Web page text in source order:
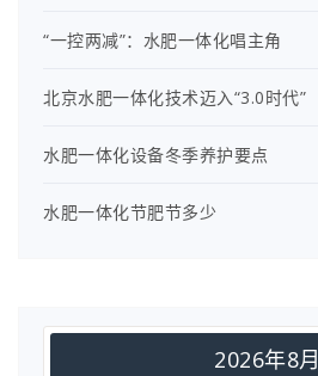
“一控两减”：水肥一体化唱主角
北京水肥一体化技术迈入“3.0时代”
水肥一体化设备冬季养护要点
水肥一体化节肥节多少
2026年8月